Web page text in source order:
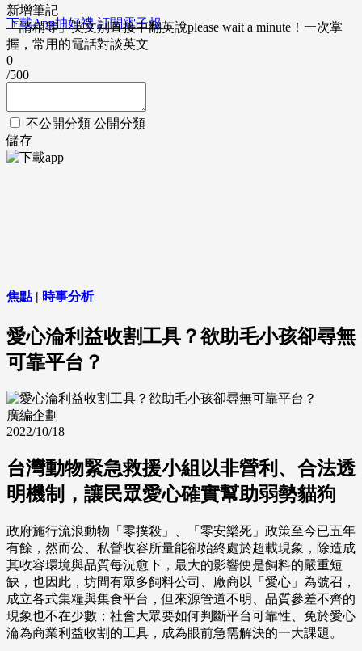
下載App抽好禮 訂閱電子報
新增筆記
「請稍等」英文別直接中翻英說please wait a minute！一次掌
握，常用的電話對談英文
0
/500
不公開分類 公開分類
儲存
焦點| 時事分析
愛心淪利益收割工具？欲助毛小孩卻尋無
可靠平台？
廣編企劃
2022/10/18
台灣動物緊急救援小組以非營利、合法透
明機制，讓民眾愛心確實幫助弱勢貓狗
政府施行流浪動物「零撲殺」、「零安樂死」政策至今已五年
有餘，然而公、私營收容所量能卻始終處於超載現象，除造成
其收容環境與品質每況愈下，最大的影響便是飼料的嚴重短
缺，也因此，坊間有眾多飼料公司、廠商以「愛心」為號召，
成立各式集糧與集食平台，但來源管道不明、品質參差不齊的
現象也不在少數；社會大眾要如何判斷平台可靠性、免於愛心
淪為商業利益收割的工具，成為眼前急需解決的一大課題。